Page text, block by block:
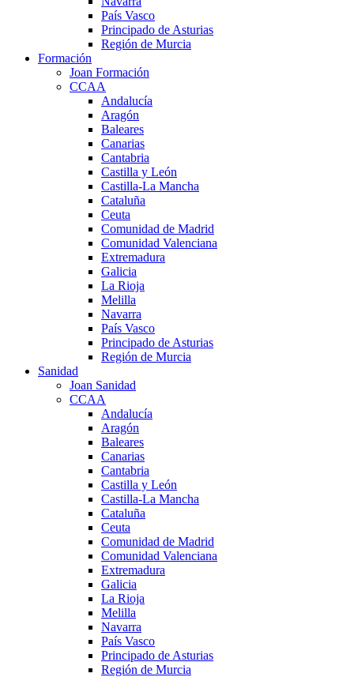
País Vasco
Principado de Asturias
Región de Murcia
Formación
Joan Formación
CCAA
Andalucía
Aragón
Baleares
Canarias
Cantabria
Castilla y León
Castilla-La Mancha
Cataluña
Ceuta
Comunidad de Madrid
Comunidad Valenciana
Extremadura
Galicia
La Rioja
Melilla
Navarra
País Vasco
Principado de Asturias
Región de Murcia
Sanidad
Joan Sanidad
CCAA
Andalucía
Aragón
Baleares
Canarias
Cantabria
Castilla y León
Castilla-La Mancha
Cataluña
Ceuta
Comunidad de Madrid
Comunidad Valenciana
Extremadura
Galicia
La Rioja
Melilla
Navarra
País Vasco
Principado de Asturias
Región de Murcia